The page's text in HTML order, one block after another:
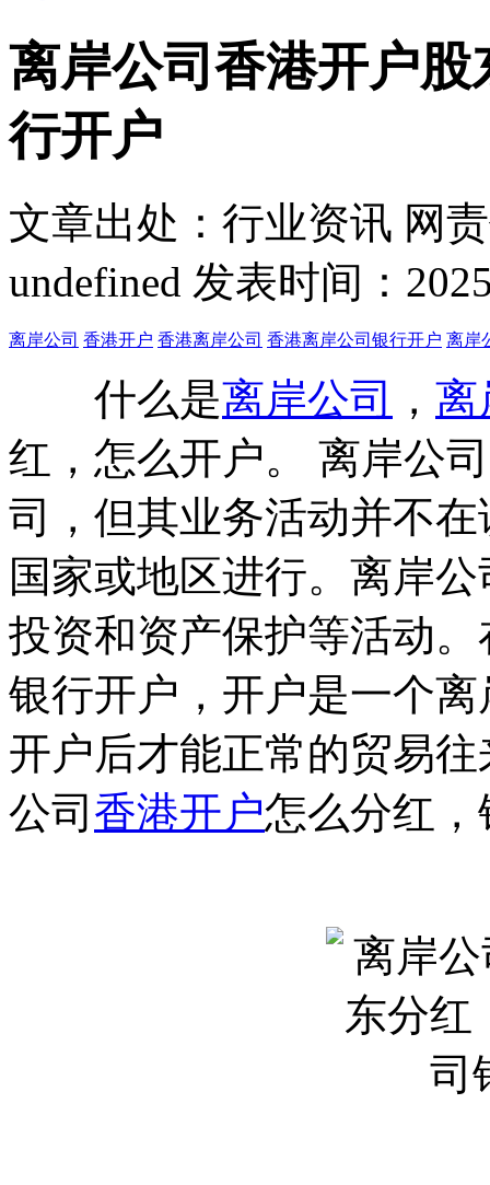
离岸公司香港开户
行开户
文章出处：行业资讯 网
undefined 发表时间：
离岸公司 香港开户 香港离岸公司 香港离岸公司银行开户 离岸
什么是离岸公司 ， 离
红，怎么开户。 离岸公
司，但其业务活动并不
国家或地区进行。离岸
投资和资产保护等活动
银行开户，开户是一个
开户后才能正常的贸易
公司 香港开户怎么分红